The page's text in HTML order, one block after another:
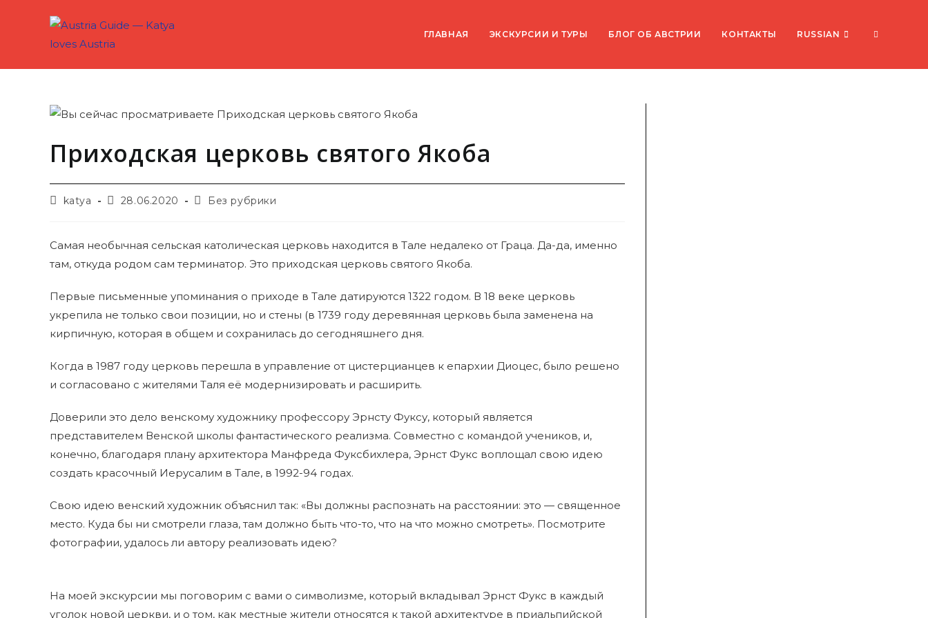
содержимому
ГЛАВНАЯ ЭКСКУРСИИ И ТУРЫ БЛОГ ОБ АВСТРИИ КОНТАКТЫ RUSSIAN
Приходская церковь святого Якоба
Автор
katya
Запись
28.06.2020
Рубрика
Без рубрики
Самая необычная сельская католическая церковь находится в Тале недалеко от Граца. Да-да, именно
там, откуда родом сам терминатор. Это приходская церковь святого Якоба.
Первые письменные упоминания о приходе в Тале датируются 1322 годом. В 18 веке церковь
укрепила не только свои позиции, но и стены (в 1739 году деревянная церковь была заменена на
кирпичную, которая в общем и сохранилась до сегодняшнего дня.
Когда в 1987 году церковь перешла в управление от цистерцианцев к епархии Диоцес, было решено
и согласовано с жителями Таля её модернизировать и расширить.
Доверили это дело венскому художнику профессору Эрнсту Фуксу, который является
представителем Венской школы фантастического реализма. Совместно с командой учеников, и,
конечно, благодаря плану архитектора Манфреда Фуксбихлера, Эрнст Фукс воплощал свою идею
создать красочный Иерусалим в Тале, в 1992-94 годах.
Свою идею венский художник объяснил так: «Вы должны распознать на расстоянии: это — священное
место. Куда бы ни смотрели глаза, там должно быть что-то, что на что можно смотреть». Посмотрите
фотографии, удалось ли автору реализовать идею?
На моей экскурсии мы поговорим с вами о символизме, который вкладывал Эрнст Фукс в каждый
уголок новой церкви, и о том, как местные жители относятся к такой архитектуре в приальпийской